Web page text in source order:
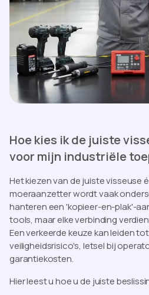
Hoe kies ik de juiste
voor mijn industriële
Het kiezen van de juiste visseuse
moeraanzetter wordt vaak
hanteren een 'kopieer-en-plak'-
tools, maar elke verbinding
Een verkeerde keuze kan leiden
veiligheidsrisico's, letsel bij
garantiekosten.
Hier leest u hoe u de juiste